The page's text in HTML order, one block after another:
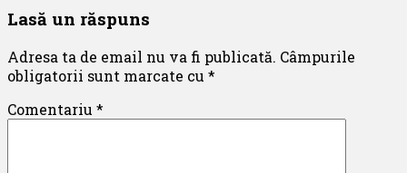
Lasă un răspuns
Adresa ta de email nu va fi publicată. Câmpurile
obligatorii sunt marcate cu *
Comentariu *